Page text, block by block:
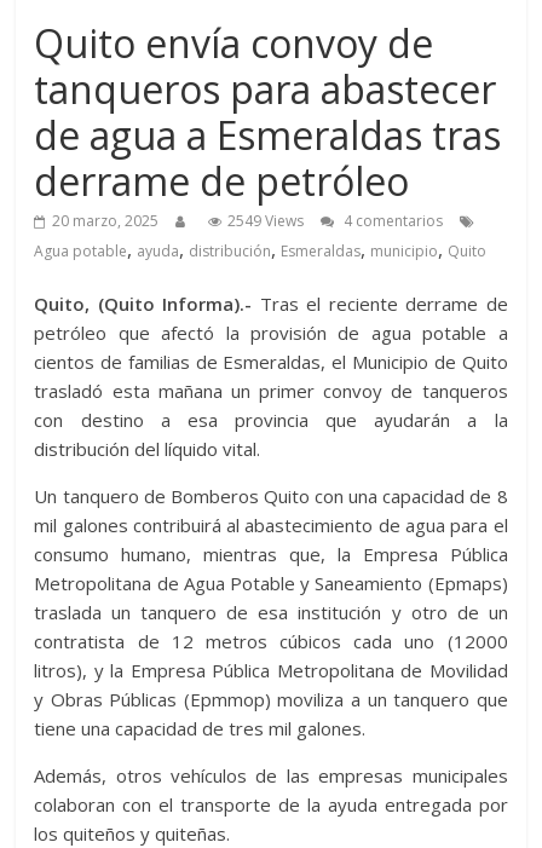
Quito envía convoy de
tanqueros para abastecer
de agua a Esmeraldas tras
derrame de petróleo
20 marzo, 2025 2549 Views
4 comentarios
Agua potable, ayuda, distribución, Esmeraldas, municipio, Quito
Quito, (Quito Informa).- Tras el reciente derrame de
petróleo que afectó la provisión de agua potable a
cientos de familias de Esmeraldas, el Municipio de Quito
trasladó esta mañana un primer convoy de tanqueros
con destino a esa provincia que ayudarán a la
distribución del líquido vital.
Un tanquero de Bomberos Quito con una capacidad de 8
mil galones contribuirá al abastecimiento de agua para el
consumo humano, mientras que, la Empresa Pública
Metropolitana de Agua Potable y Saneamiento (Epmaps)
traslada un tanquero de esa institución y otro de un
contratista de 12 metros cúbicos cada uno (12000
litros), y la Empresa Pública Metropolitana de Movilidad
y Obras Públicas (Epmmop) moviliza a un tanquero que
tiene una capacidad de tres mil galones.
Además, otros vehículos de las empresas municipales
colaboran con el transporte de la ayuda entregada por
los quiteños y quiteñas.